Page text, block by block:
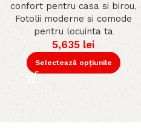
confort pentru casa si birou,
Fotolii moderne si comode
pentru locuinta ta
5,635lei
Selectează opțiunile